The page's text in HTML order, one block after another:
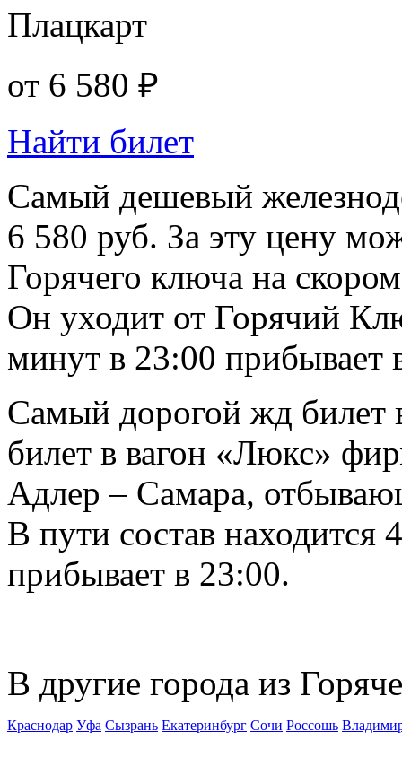
Плацкарт
от 6 580 ₽
Найти билет
Самый дешевый
6 580 руб. За эту цену
Горячего ключа на
Он уходит от Горячий
минут в 23:00 прибывает
Самый дорогой жд билет
билет в вагон «Люкс»
Адлер – Самара,
В пути состав находится
прибывает в 23:00.
В другие города из
Краснодар Уфа Сызрань Екатеринбург Сочи Россошь